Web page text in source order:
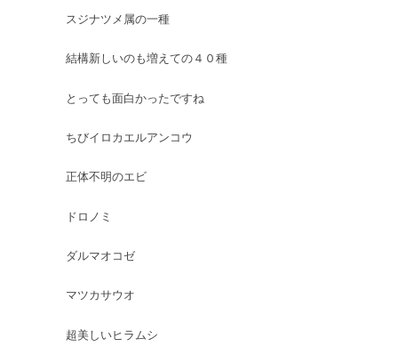
スジナツメ属の一種
結構新しいのも増えての４０種
とっても面白かったですね
ちびイロカエルアンコウ
正体不明のエビ
ドロノミ
ダルマオコゼ
マツカサウオ
超美しいヒラムシ